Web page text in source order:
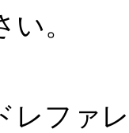
。
レファ